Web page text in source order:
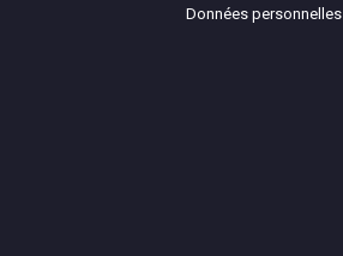
Données personnelles